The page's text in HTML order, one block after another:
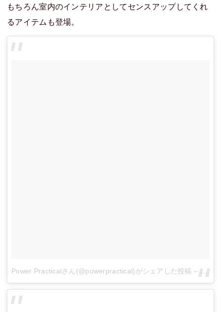
もちろん室内のインテリアとしてセンスアップしてくれ
るアイテムも登場。
Power Practicalさん(@powerpractical)がシェアした投稿 –2017